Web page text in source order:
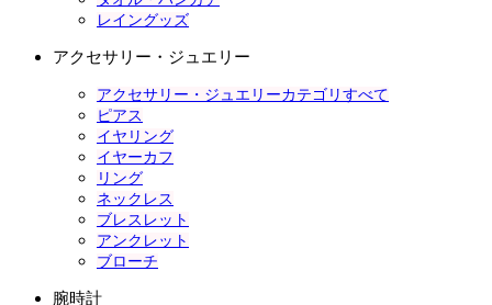
レイングッズ
アクセサリー・ジュエリー
アクセサリー・ジュエリーカテゴリすべて
ピアス
イヤリング
イヤーカフ
リング
ネックレス
ブレスレット
アンクレット
ブローチ
腕時計